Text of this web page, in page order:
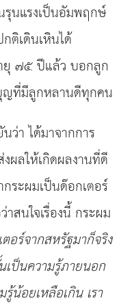
รุนแรงเป็นอัมพฤกษ์
ติเดินเหินได้
ยุ ๗๕ ปีแล้ว บอกลูก
ญที่มีลูกหลานดีทุกคน
า ได้มาจากการ
ผลให้เกิดผลงานที่ดี
ระผมเป็นด๊อกเตอร์
สนใจเรื่องนี้ กระผม
อร์จากสหรัฐมาก็จริง
ป็นความรู้ภายนอก
รู้น้อยเหลือเกิน เรา